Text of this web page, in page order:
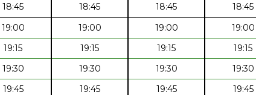
18:45 18:45 18:45 18:45
19:00 19:00 19:00 19:00
19:15 19:15 19:15 19:15
19:30 19:30 19:30 19:30
19:45 19:45 19:45 19:45